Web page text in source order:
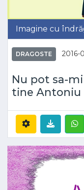
Imagine cu
DRAGOSTE 2016-
Nu pot sa-
tine Antoniu